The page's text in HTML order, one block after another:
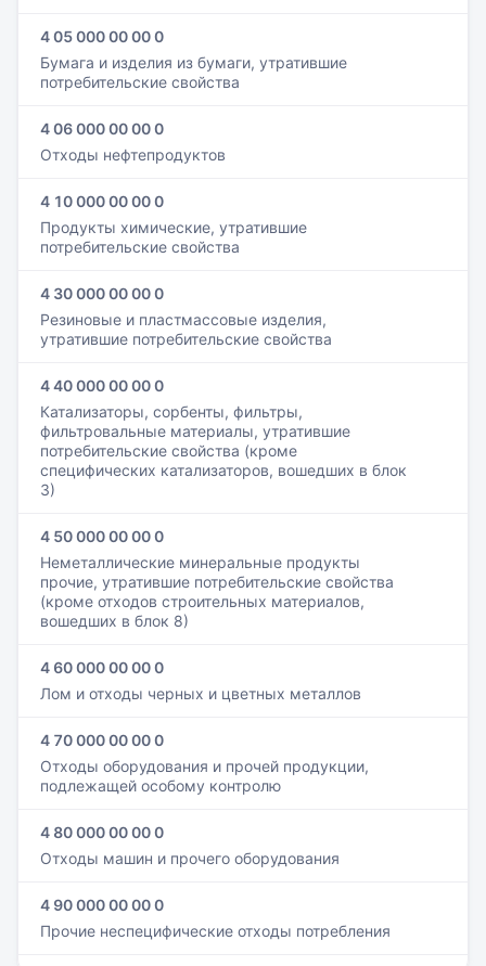
4 05 000 00 00 0
Бумага и изделия из бумаги, утратившие
потребительские свойства
4 06 000 00 00 0
Отходы нефтепродуктов
4 10 000 00 00 0
Продукты химические, утратившие
потребительские свойства
4 30 000 00 00 0
Резиновые и пластмассовые изделия,
утратившие потребительские свойства
4 40 000 00 00 0
Катализаторы, сорбенты, фильтры,
фильтровальные материалы, утратившие
потребительские свойства (кроме
специфических катализаторов, вошедших в блок
3)
4 50 000 00 00 0
Неметаллические минеральные продукты
прочие, утратившие потребительские свойства
(кроме отходов строительных материалов,
вошедших в блок 8)
4 60 000 00 00 0
Лом и отходы черных и цветных металлов
4 70 000 00 00 0
Отходы оборудования и прочей продукции,
подлежащей особому контролю
4 80 000 00 00 0
Отходы машин и прочего оборудования
4 90 000 00 00 0
Прочие неспецифические отходы потребления